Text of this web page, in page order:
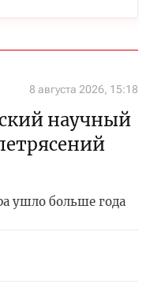
8 августа 2026, 15:18
научный
ушло больше года